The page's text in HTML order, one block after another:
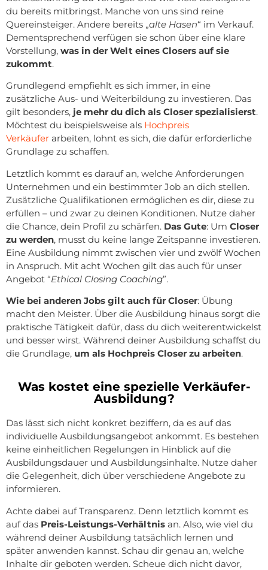
du bereits mitbringst. Manche von uns sind reine
Quereinsteiger. Andere bereits „alte Hasen“ im Verkauf.
Dementsprechend verfügen sie schon über eine klare
Vorstellung, was in der Welt eines Closers auf sie
zukommt.
Grundlegend empfiehlt es sich immer, in eine
zusätzliche Aus- und Weiterbildung zu investieren. Das
gilt besonders, je mehr du dich als Closer spezialisierst.
Möchtest du beispielsweise als Hochpreis
Verkäufer arbeiten, lohnt es sich, die dafür erforderliche
Grundlage zu schaffen.
Letztlich kommt es darauf an, welche Anforderungen
Unternehmen und ein bestimmter Job an dich stellen.
Zusätzliche Qualifikationen ermöglichen es dir, diese zu
erfüllen – und zwar zu deinen Konditionen. Nutze daher
die Chance, dein Profil zu schärfen. Das Gute: Um Closer
zu werden, musst du keine lange Zeitspanne investieren.
Eine Ausbildung nimmt zwischen vier und zwölf Wochen
in Anspruch. Mit acht Wochen gilt das auch für unser
Angebot “Ethical Closing Coaching”.
Wie bei anderen Jobs gilt auch für Closer: Übung
macht den Meister. Über die Ausbildung hinaus sorgt die
praktische Tätigkeit dafür, dass du dich weiterentwickelst
und besser wirst. Während deiner Ausbildung schaffst du
die Grundlage, um als Hochpreis Closer zu arbeiten.
Was kostet eine spezielle Verkäufer-
Ausbildung?
Das lässt sich nicht konkret beziffern, da es auf das
individuelle Ausbildungsangebot ankommt. Es bestehen
keine einheitlichen Regelungen in Hinblick auf die
Ausbildungsdauer und Ausbildungsinhalte. Nutze daher
die Gelegenheit, dich über verschiedene Angebote zu
informieren.
Achte dabei auf Transparenz. Denn letztlich kommt es
auf das Preis-Leistungs-Verhältnis an. Also, wie viel du
während deiner Ausbildung tatsächlich lernen und
später anwenden kannst. Schau dir genau an, welche
Inhalte dir geboten werden. Scheue dich nicht davor,